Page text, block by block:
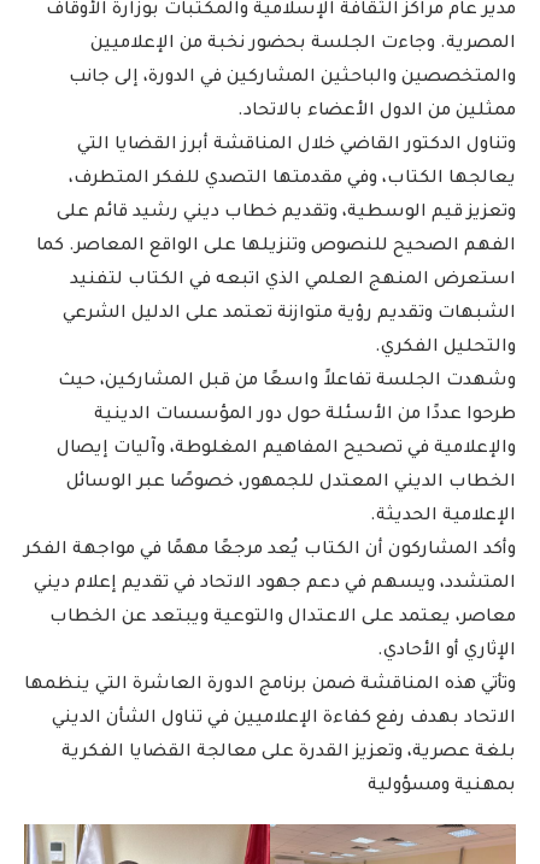
مدير عام مراكز الثقافة الإسلامية والمكتبات بوزارة الأوقاف
المصرية. وجاءت الجلسة بحضور نخبة من الإعلاميين
والمتخصصين والباحثين المشاركين في الدورة، إلى جانب
ممثلين من الدول الأعضاء بالاتحاد.
وتناول الدكتور القاضي خلال المناقشة أبرز القضايا التي
يعالجها الكتاب، وفي مقدمتها التصدي للفكر المتطرف،
وتعزيز قيم الوسطية، وتقديم خطاب ديني رشيد قائم على
الفهم الصحيح للنصوص وتنزيلها على الواقع المعاصر. كما
استعرض المنهج العلمي الذي اتبعه في الكتاب لتفنيد
الشبهات وتقديم رؤية متوازنة تعتمد على الدليل الشرعي
والتحليل الفكري.
وشهدت الجلسة تفاعلاً واسعًا من قبل المشاركين، حيث
طرحوا عددًا من الأسئلة حول دور المؤسسات الدينية
والإعلامية في تصحيح المفاهيم المغلوطة، وآليات إيصال
الخطاب الديني المعتدل للجمهور، خصوصًا عبر الوسائل
الإعلامية الحديثة.
وأكد المشاركون أن الكتاب يُعد مرجعًا مهمًا في مواجهة الفكر
المتشدد، ويسهم في دعم جهود الاتحاد في تقديم إعلام ديني
معاصر، يعتمد على الاعتدال والتوعية ويبتعد عن الخطاب
الإثاري أو الأحادي.
وتأتي هذه المناقشة ضمن برنامج الدورة العاشرة التي ينظمها
الاتحاد بهدف رفع كفاءة الإعلاميين في تناول الشأن الديني
بلغة عصرية، وتعزيز القدرة على معالجة القضايا الفكرية
بمهنية ومسؤولية